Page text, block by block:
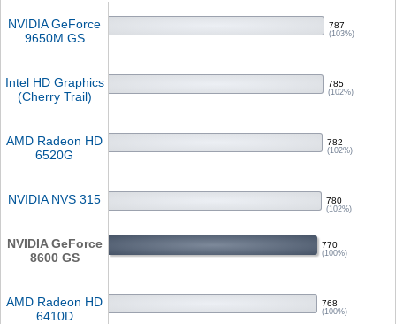
NVIDIA GeForce
9650M GS
787
(103%)
Intel HD Graphics
(Cherry Trail)
785
(102%)
AMD Radeon HD
6520G
782
(102%)
NVIDIA NVS 315 780
(102%)
NVIDIA GeForce
8600 GS
770
(100%)
AMD Radeon HD
6410D
768
(100%)